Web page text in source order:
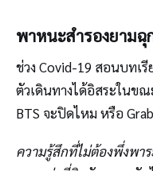
พาหนะสำรองยาม
ช่วง Covid-19 สอนบทเ
ตัวเดินทางได้อิสระในข
BTS จะปิดไหม หรือ
ความรู้สึกที่ไม่ต้องพึ่งพา